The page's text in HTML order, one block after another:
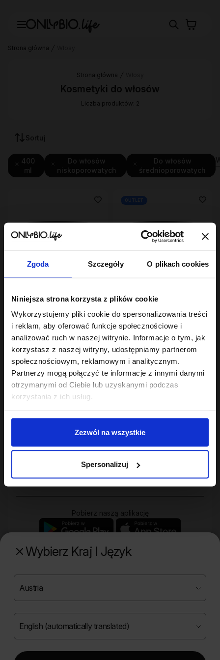
Zgoda Szczegóły O plikach cookies
Niniejsza strona korzysta z plików cookie
Wykorzystujemy pliki cookie do spersonalizowania treści
i reklam, aby oferować funkcje społecznościowe i
analizować ruch w naszej witrynie. Informacje o tym, jak
korzystasz z naszej witryny, udostępniamy partnerom
społecznościowym, reklamowym i analitycznym.
Partnerzy mogą połączyć te informacje z innymi danymi
otrzymanymi od Ciebie lub uzyskanymi podczas
korzystania z ich usług.
Zezwól na wszystkie
Spersonalizuj
Wybierz Kraj I Język
Strona główna
Strona główna
Kosmetyki do włosów
Liczba produktów: 2
Sortuj
400
ml
Do włosów
niskoporowatych
Do włosów
średnioporowatych
Maska do włosów
400 ml
23,99 zł
Najniższa cena z 30 dni przed
Maska do włosów
ml
11,49 zł
Najniższa cena z 30 dni przed
obniżką:
OUTLET
Sklep
Twoje konto
Pobierz naszą aplikację
Poznaj naszą drugą markę